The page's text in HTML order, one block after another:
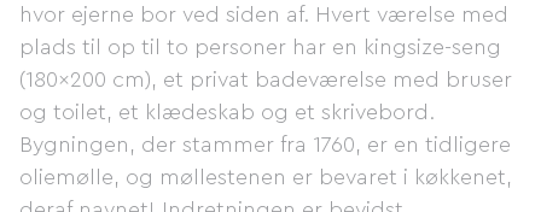
hvor ejerne bor ved siden af. Hvert værelse med
plads til op til to personer har en kingsize-seng
(180x200 cm), et privat badeværelse med bruser
og toilet, et klædeskab og et skrivebord.
Bygningen, der stammer fra 1760, er en tidligere
oliemølle, og møllestenen er bevaret i køkkenet,